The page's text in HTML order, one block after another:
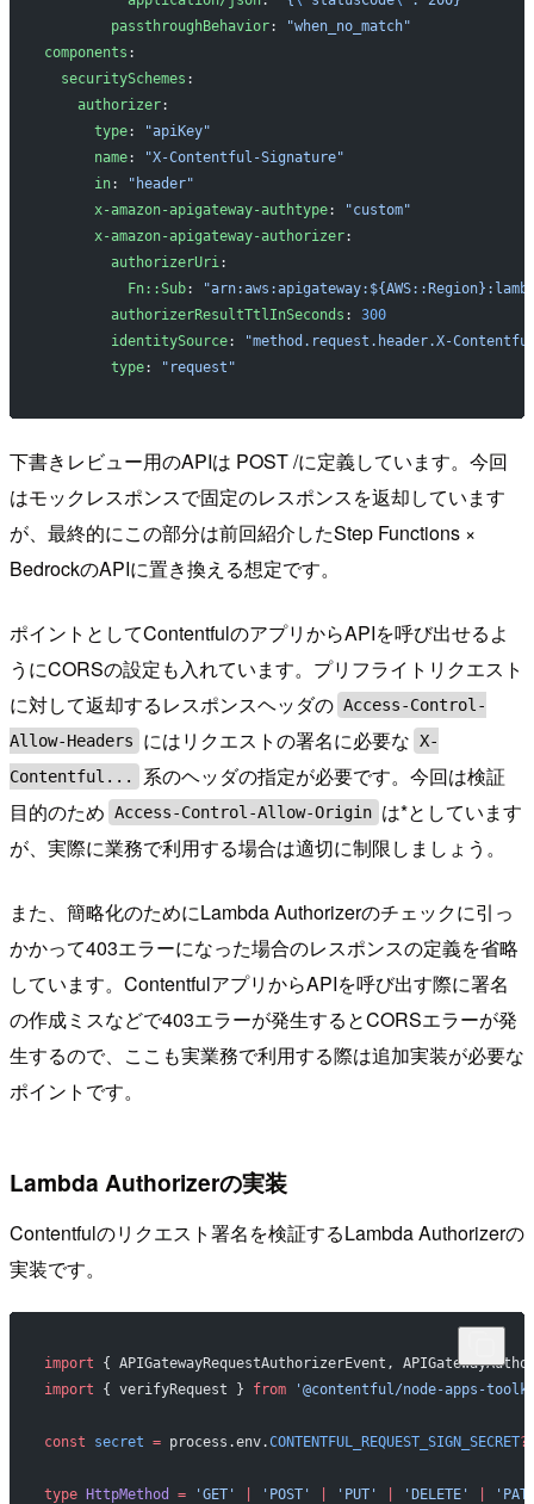
        passthroughBehavior
:
"when_no_match"
components :
  securitySchemes
:
    authorizer
:
      type
:
"apiKey"
      name
:
"X-Contentful-Signature"
      in
:
"header"
      x-amazon-apigateway-authtype
:
"custom"
      x-amazon-apigateway-authorizer
:
        authorizerUri
:
          Fn::Sub
:
        authorizerResultTtlInSeconds
: 300
        identitySource
:
"method.request.header.X-
        type
: "request"
下書きレビュー用のAPIは POST /に定義しています。今回
はモックレスポンスで固定のレスポンスを返却しています
が、最終的にこの部分は前回紹介したStep Functions ×
BedrockのAPIに置き換える想定です。
ポイントとしてContentfulのアプリからAPIを呼び出せるよ
うにCORSの設定も入れています。プリフライトリクエスト
に対して返却するレスポンスヘッダの Access-Control-
Allow-Headers
にはリクエストの署名に必要な X-
Contentful...
系のヘッダの指定が必要です。今回は検証
目的のため Access-Control-Allow-Origin は*としています
が、実際に業務で利用する場合は適切に制限しましょう。
また、簡略化のためにLambda Authorizerのチェックに引っ
かかって403エラーになった場合のレスポンスの定義を省略
しています。ContentfulアプリからAPIを呼び出す際に署名
の作成ミスなどで403エラーが発生するとCORSエラーが発
生するので、ここも実業務で利用する際は追加実装が必要な
ポイントです。
Lambda Authorizerの実装
Contentfulのリクエスト署名を検証するLambda Authorizerの
実装です。
import { APIGatewayRequestAuthorizerEvent,
import { verifyRequest } from '@contentful/node-apps-
const secret = process.env.CONTENTFUL_REQUEST_SIGN_SECRET
type HttpMethod = 'GET' 'POST' 'PUT' 'DELETE'